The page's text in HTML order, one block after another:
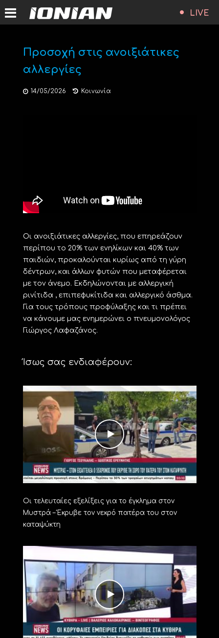
LIVE
Προσοχή στις ανοιξιάτικες
αλλεργίες
14/05/2026 Κοινωνία
Οι ανοιξιάτικες αλλεργίες, που επηρεάζουν
περίπου το 20% των ενηλίκων και 40% των
παιδιών, προκαλούνται κυρίως από τη γύρη
δέντρων, και άλλων φυτών που μεταφέρεται
με τον άνεμο. Εκδηλώνονται με αλλεργική
ρινίτιδα , επιπεφυκίτιδα και αλλεργικό άσθμα.
Για τους τρόπους προφύλαξης και τι πρέπει
να κάνουμε μας ενημερώνει ο πνευμονολόγος
Γιώργος Λαφαζάνος.
Ίσως σας ενδιαφέρουν:
Οι τελευταίες εξελίξεις για το έγκλημα στον
Μυστρά – Έκρυβε τον νεκρό πατέρα του στον
καταψύκτη